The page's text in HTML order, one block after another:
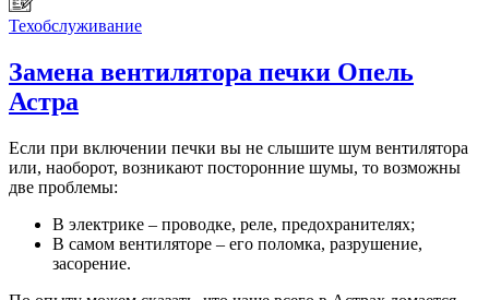
Техобслуживание
Замена вентилятора печки Опель
Астра
Если при включении печки вы не слышите шум вентилятора
или, наоборот, возникают посторонние шумы, то возможны
две проблемы:
В электрике – проводке, реле, предохранителях;
В самом вентиляторе – его поломка, разрушение,
засорение.